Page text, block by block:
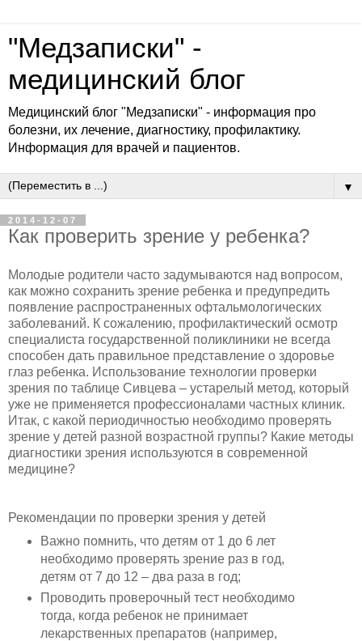
"Медзаписки" -
медицинский блог
Медицинский блог "Медзаписки" - информация про
болезни, их лечение, диагностику, профилактику.
Информация для врачей и пациентов.
▼
2014-12-07
Как проверить зрение у ребенка?
Молодые родители часто задумываются над вопросом,
как можно сохранить зрение ребенка и предупредить
появление распространенных офтальмологических
заболеваний. К сожалению, профилактический осмотр
специалиста государственной поликлиники не всегда
способен дать правильное представление о здоровье
глаз ребенка. Использование технологии проверки
зрения по таблице Сивцева – устарелый метод, который
уже не применяется профессионалами частных клиник.
Итак, с какой периодичностью необходимо проверять
зрение у детей разной возрастной группы? Какие методы
диагностики зрения используются в современной
медицине?
Рекомендации по проверки зрения у детей
Важно помнить, что детям от 1 до 6 лет
необходимо проверять зрение раз в год,
детям от 7 до 12 – два раза в год;
Проводить проверочный тест необходимо
тогда, когда ребенок не принимает
лекарственных препаратов (например,